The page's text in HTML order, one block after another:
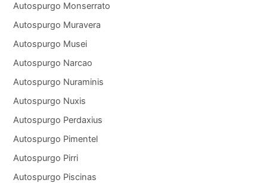
Autospurgo Monserrato
Autospurgo Muravera
Autospurgo Musei
Autospurgo Narcao
Autospurgo Nuraminis
Autospurgo Nuxis
Autospurgo Perdaxius
Autospurgo Pimentel
Autospurgo Pirri
Autospurgo Piscinas